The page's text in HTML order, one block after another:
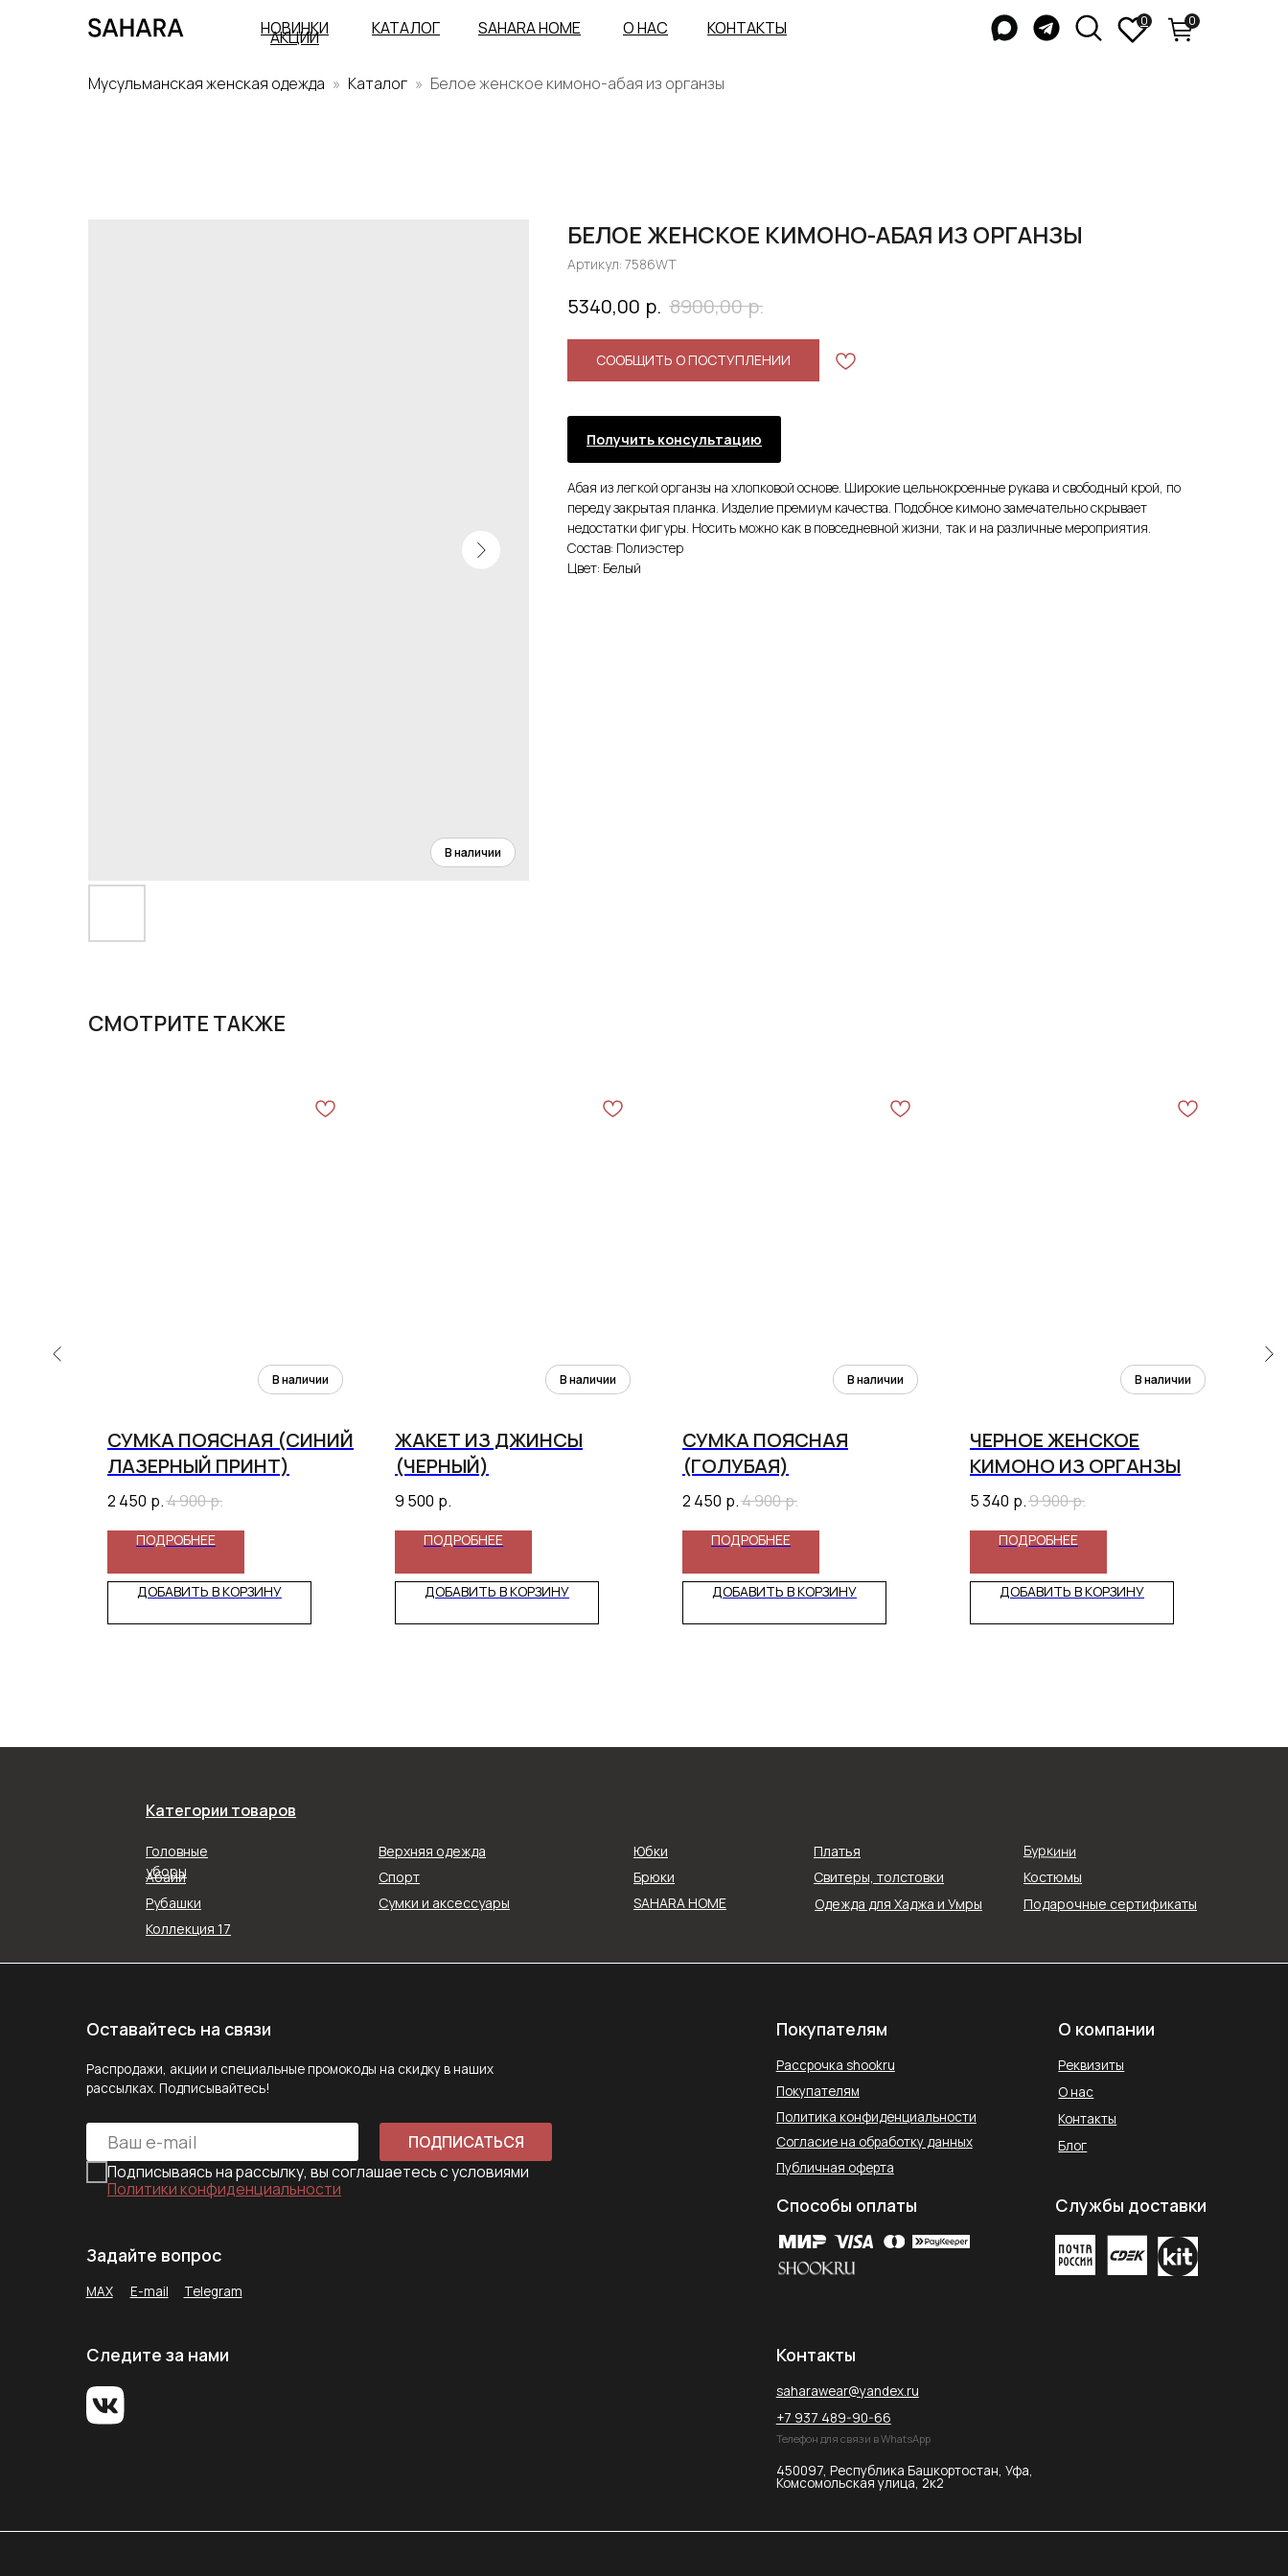
КАТАЛОГ
НОВИНКИ
АКЦИИ КОНТАКТЫ
О НАС
SAHARA HOME 0
0
Мусульманская женская одежда Каталог Белое женское кимоно-абая из органзы
БЕЛОЕ ЖЕНСКОЕ КИМОНО-АБАЯ ИЗ ОРГАНЗЫ
Артикул: 7586WT
5340,00 р. 8900,00 р.
СООБЩИТЬ О ПОСТУПЛЕНИИ
Получить консультацию
Абая из легкой органзы на хлопковой основе. Широкие цельнокроенные рукава и свободный крой, по
переду закрытая планка. Изделие премиум качества. Подобное кимоно замечательно скрывает
недостатки фигуры. Носить можно как в повседневной жизни, так и на различные мероприятия.
Состав: Полиэстер
Цвет: Белый
СМОТРИТЕ ТАКЖЕ
СУМКА ПОЯСНАЯ (СИНИЙ
ЛАЗЕРНЫЙ ПРИНТ)
2 450 р.4 900р.
ПОДРОБНЕЕ
ДОБАВИТЬ В КОРЗИНУ
ЖАКЕТ ИЗ ДЖИНСЫ
(ЧЕРНЫЙ)
9 500 р.
ПОДРОБНЕЕ
ДОБАВИТЬ В КОРЗИНУ
СУМКА ПОЯСНАЯ
(ГОЛУБАЯ)
2 450 р.4 900р.
ПОДРОБНЕЕ
ДОБАВИТЬ В КОРЗИНУ
ЧЕРНОЕ ЖЕНСКОЕ
КИМОНО ИЗ ОРГАНЗЫ
5 340 р.9 900р.
ПОДРОБНЕЕ
ДОБАВИТЬ В КОРЗИНУ
Категории товаров
Головные
уборы
Абайи
Рубашки
Коллекция 17
Спорт
Верхняя одежда
Сумки и аксессуары
Юбки
Брюки
SAHARA HOME
Платья
Свитеры, толстовки
Буркини
Костюмы
Подарочные сертификаты
Одежда для Хаджа и Умры
Оставайтесь на связи
Распродажи, акции и специальные промокоды на скидку в наших
рассылках. Подписывайтесь!
Подписываясь на рассылку, вы соглашаетесь с условиями
ПОДПИСАТЬСЯ
Политика конфиденциальности
Согласие на обработку данных
Блог
450097, Республика Башкортостан, Уфа,
Комсомольская улица, 2к2
Телефон для связи в WhatsApp
+7 937 489-90-66
saharawear@yandex.ru
Службы доставки
Способы оплаты
Следите за нами